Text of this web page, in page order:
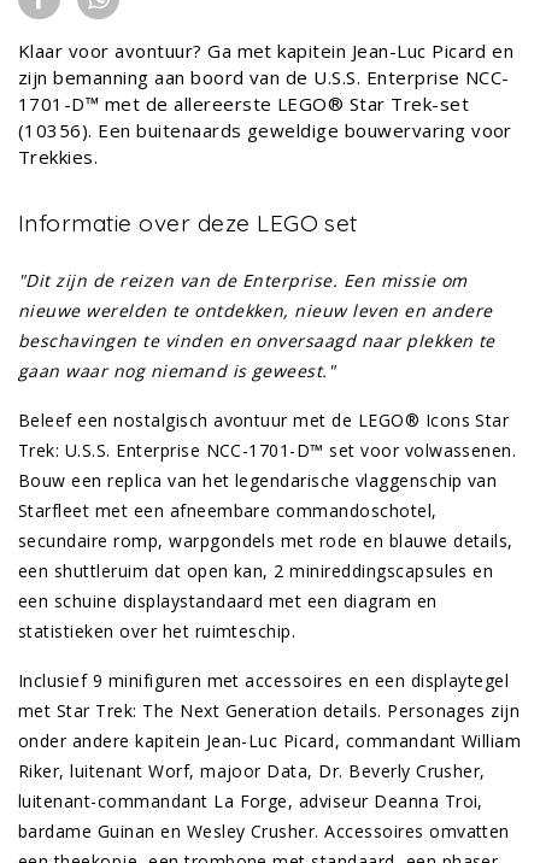
Klaar voor avontuur? Ga met kapitein Jean-Luc Picard en
zijn bemanning aan boord van de U.S.S. Enterprise NCC-
1701-D™ met de allereerste LEGO® Star Trek-set
(10356). Een buitenaards geweldige bouwervaring voor
Trekkies.
Informatie over deze LEGO set
"Dit zijn de reizen van de Enterprise. Een missie om
nieuwe werelden te ontdekken, nieuw leven en andere
beschavingen te vinden en onversaagd naar plekken te
gaan waar nog niemand is geweest."
Beleef een nostalgisch avontuur met de LEGO® Icons Star
Trek: U.S.S. Enterprise NCC-1701-D™ set voor volwassenen.
Bouw een replica van het legendarische vlaggenschip van
Starfleet met een afneembare commandoschotel,
secundaire romp, warpgondels met rode en blauwe details,
een shuttleruim dat open kan, 2 minireddingscapsules en
een schuine displaystandaard met een diagram en
statistieken over het ruimteschip.
Inclusief 9 minifiguren met accessoires en een displaytegel
met Star Trek: The Next Generation details. Personages zijn
onder andere kapitein Jean-Luc Picard, commandant William
Riker, luitenant Worf, majoor Data, Dr. Beverly Crusher,
luitenant-commandant La Forge, adviseur Deanna Troi,
bardame Guinan en Wesley Crusher. Accessoires omvatten